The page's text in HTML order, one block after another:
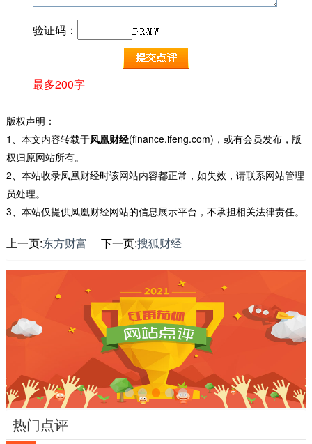
验证码：
最多200字
版权声明：
1、本文内容转载于凤凰财经(finance.ifeng.com)，或有会员发布，版
权归原网站所有。
2、本站收录凤凰财经时该网站内容都正常，如失效，请联系网站管理
员处理。
3、本站仅提供凤凰财经网站的信息展示平台，不承担相关法律责任。
上一页:东方财富 下一页:搜狐财经
热门点评